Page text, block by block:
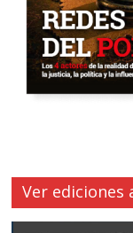
Ver ediciones